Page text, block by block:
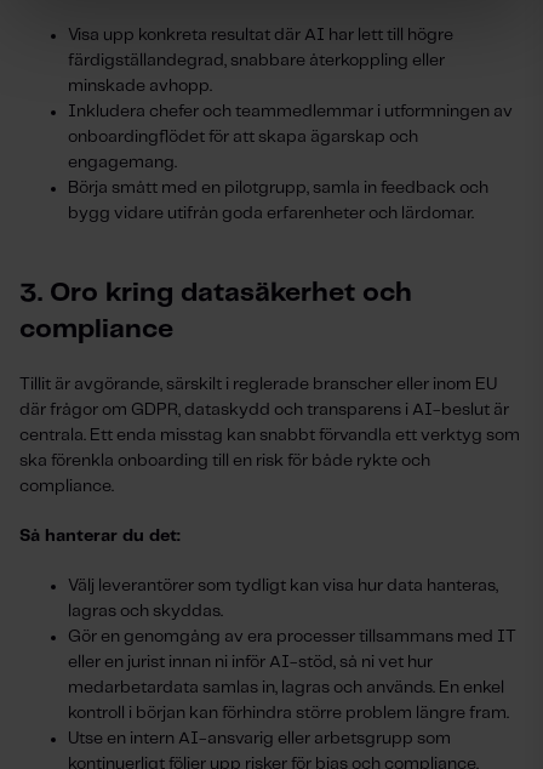
Visa upp konkreta resultat där AI har lett till högre
färdigställandegrad, snabbare återkoppling eller
minskade avhopp.
Inkludera chefer och teammedlemmar i utformningen av
onboardingflödet för att skapa ägarskap och
engagemang.
Börja smått med en pilotgrupp, samla in feedback och
bygg vidare utifrån goda erfarenheter och lärdomar.
3. Oro kring datasäkerhet och
compliance
Tillit är avgörande, särskilt i reglerade branscher eller inom EU
där frågor om GDPR, dataskydd och transparens i AI-beslut är
centrala. Ett enda misstag kan snabbt förvandla ett verktyg som
ska förenkla onboarding till en risk för både rykte och
compliance.
Så hanterar du det:
Välj leverantörer som tydligt kan visa hur data hanteras,
lagras och skyddas.
Gör en genomgång av era processer tillsammans med IT
eller en jurist innan ni inför AI-stöd, så ni vet hur
medarbetardata samlas in, lagras och används. En enkel
kontroll i början kan förhindra större problem längre fram.
Utse en intern AI-ansvarig eller arbetsgrupp som
kontinuerligt följer upp risker för bias och compliance.